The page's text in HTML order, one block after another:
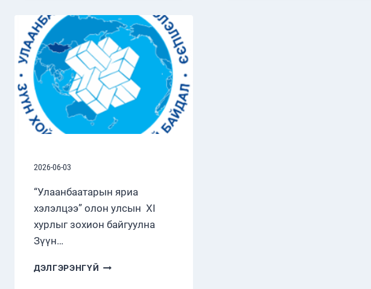
2026-06-03
“Улаанбаатарын яриа
хэлэлцээ” олон улсын XI
хурлыг зохион байгуулна
Зүүн…
ДЭЛГЭРЭНГҮЙ